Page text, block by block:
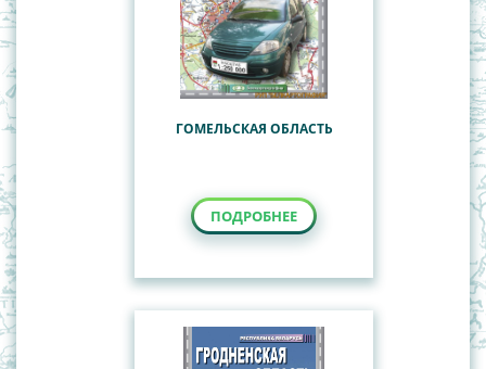
ГОМЕЛЬСКАЯ ОБЛАСТЬ
ПОДРОБНЕЕ